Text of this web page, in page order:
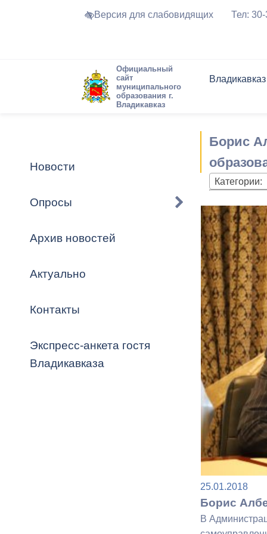
Версия для слабовидящих Тел:
Официальный
сайт
муниципального
образования г.
Владикавказ
Владикавказ
Устав
Города-
городского
Торги и
Программа
Формы
ОРВ и
Оценка
местного
Открытые
проверок
Обратная
Комиссии
График
Новостная
Актуально
Новости
Опросы
Архив новостей
Актуально
Контакты
Экспресс-анкета гостя
Владикавказа
Борис
Категории:
25.01.2018
Борис
В